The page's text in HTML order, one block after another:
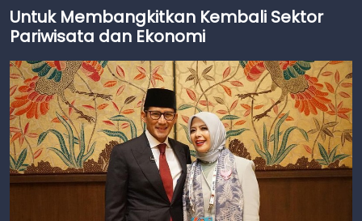
Untuk Membangkitkan Kembali Sektor
Pariwisata dan Ekonomi